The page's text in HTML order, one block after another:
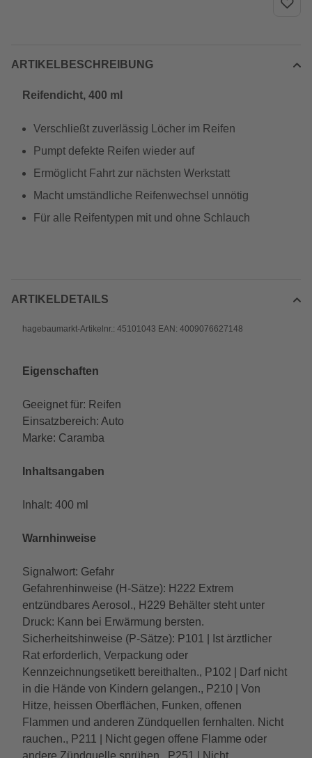
ARTIKELBESCHREIBUNG
Reifendicht, 400 ml
Verschließt zuverlässig Löcher im Reifen
Pumpt defekte Reifen wieder auf
Ermöglicht Fahrt zur nächsten Werkstatt
Macht umständliche Reifenwechsel unnötig
Für alle Reifentypen mit und ohne Schlauch
ARTIKELDETAILS
hagebaumarkt-Artikelnr.: 45101043 EAN: 4009076627148
Eigenschaften
Geeignet für: Reifen
Einsatzbereich: Auto
Marke: Caramba
Inhaltsangaben
Inhalt: 400 ml
Warnhinweise
Signalwort: Gefahr
Gefahrenhinweise (H-Sätze): H222 Extrem
entzündbares Aerosol., H229 Behälter steht unter
Druck: Kann bei Erwärmung bersten.
Sicherheitshinweise (P-Sätze): P101 | Ist ärztlicher
Rat erforderlich, Verpackung oder
Kennzeichnungsetikett bereithalten., P102 | Darf nicht
in die Hände von Kindern gelangen., P210 | Von
Hitze, heissen Oberflächen, Funken, offenen
Flammen und anderen Zündquellen fernhalten. Nicht
rauchen., P211 | Nicht gegen offene Flamme oder
andere Zündquelle sprühen., P251 | Nicht